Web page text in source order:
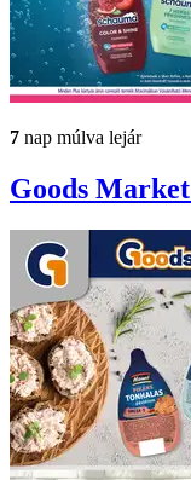
7 nap múlva lejár
Goods Market